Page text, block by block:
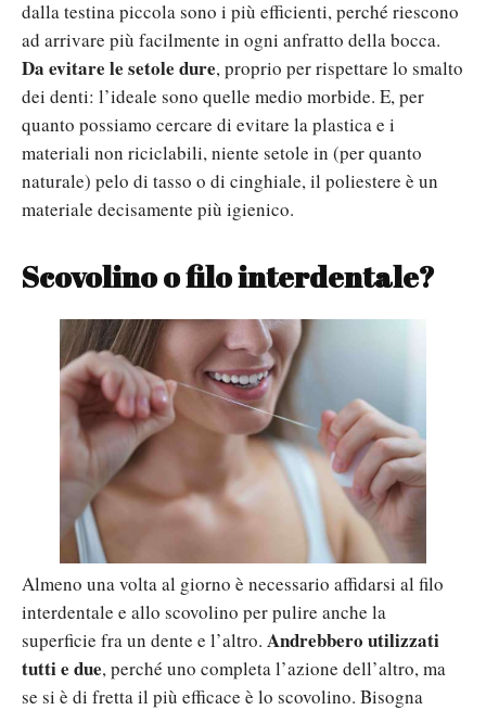
dalla testina piccola sono i più efficienti, perché riescono
ad arrivare più facilmente in ogni anfratto della bocca.
Da evitare le setole dure, proprio per rispettare lo smalto
dei denti: l’ideale sono quelle medio morbide. E, per
quanto possiamo cercare di evitare la plastica e i
materiali non riciclabili, niente setole in (per quanto
naturale) pelo di tasso o di cinghiale, il poliestere è un
materiale decisamente più igienico.
Scovolino o filo interdentale?
Almeno una volta al giorno è necessario affidarsi al filo
interdentale e allo scovolino per pulire anche la
superficie fra un dente e l’altro. Andrebbero utilizzati
tutti e due, perché uno completa l’azione dell’altro, ma
se si è di fretta il più efficace è lo scovolino. Bisogna